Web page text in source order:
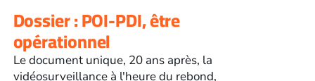
Dossier : POI-PDI, être
opérationnel
Le document unique, 20 ans après, la
vidéosurveillance à l'heure du rebond,